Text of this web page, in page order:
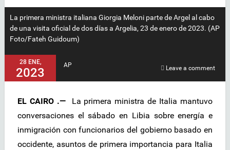
La primera ministra italiana Giorgia Meloni parte de Argel al cabo
de una visita oficial de dos días a Argelia, 23 de enero de 2023. (AP
Foto/Fateh Guidoum)
28 ENE,
2023
AP Leave a comment
EL CAIRO .—
La primera ministra de Italia mantuvo
conversaciones el sábado en Libia sobre energía e
inmigración con funcionarios del gobierno basado en
occidente, asuntos de primera importancia para Italia